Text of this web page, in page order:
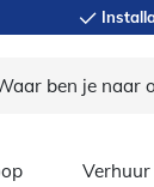
Verhuur